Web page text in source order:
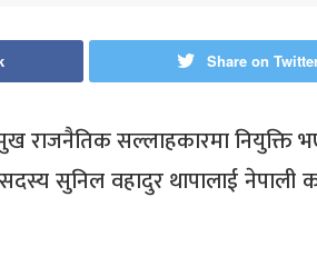
Share on
राजनैतिक सल्लाहकारमा नियुक्ति
सदस्य सुनिल वहादुर थापालाई